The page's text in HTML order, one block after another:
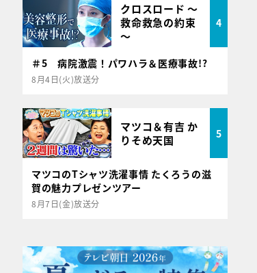
クロスロード ～
救命救急の約束
～
4
＃5 病院激震！パワハラ＆医療事故!?
8月4日(火)放送分
マツコ＆有吉 か
りそめ天国
5
マツコのTシャツ洗濯事情 たくろうの滋
賀の魅力プレゼンツアー
8月7日(金)放送分